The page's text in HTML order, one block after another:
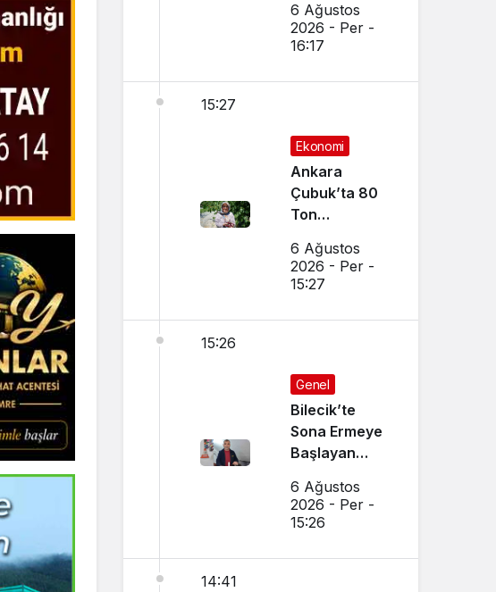
6 Ağustos
2026 - Per -
16:17
15:27
Ekonomi
Ankara
Çubuk’ta 80
Ton
6 Ağustos
2026 - Per -
15:27
15:26
Genel
Bilecik’te
Sona Ermeye
Başlayan
Sürdürüyor
6 Ağustos
2026 - Per -
15:26
14:41